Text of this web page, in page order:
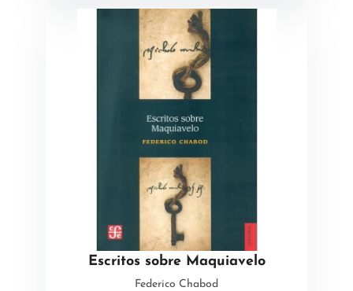
Escritos sobre Maquiavelo
Federico Chabod